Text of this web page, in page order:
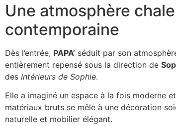
Une atmosphère
contemporaine
Dès l’entrée, PAPA’ séduit par son
entièrement repensé sous la direction de
des Intérieurs de Sophie.
Elle a imaginé un espace à la fois moderne
matériaux bruts se mêle à une décoration
naturelle et mobilier élégant.